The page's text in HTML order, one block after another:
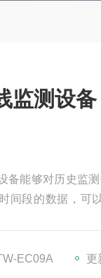
监测设备
备能够对历史监
间段的数据，可
EC09A 更